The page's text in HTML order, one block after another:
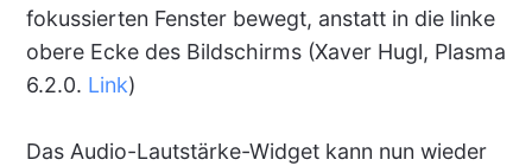
fokussierten Fenster bewegt, anstatt in die linke
obere Ecke des Bildschirms (Xaver Hugl, Plasma
6.2.0. Link)
Das Audio-Lautstärke-Widget kann nun wieder